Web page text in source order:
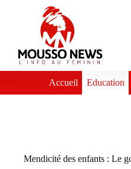
Accueil Education
Mendicité des enfants : Le